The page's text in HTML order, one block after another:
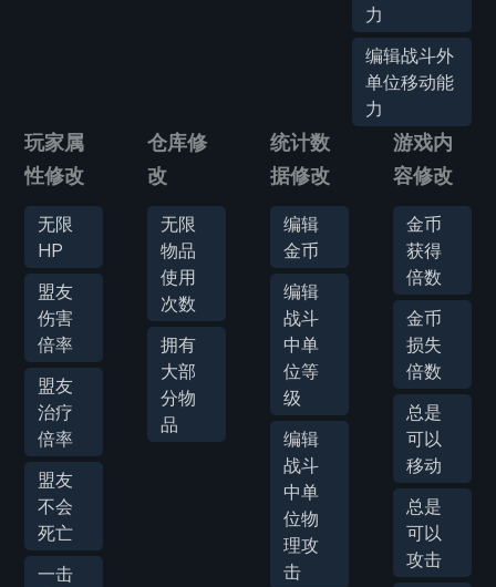
力
编辑战斗外
单位移动能
力
玩家属
性修改
无限
HP
盟友
伤害
倍率
盟友
治疗
倍率
盟友
不会
死亡
一击
仓库修
改
无限
物品
使用
次数
拥有
大部
分物
品
统计数
据修改
编辑
金币
编辑
战斗
中单
位等
级
编辑
战斗
中单
位物
理攻
击
游戏内
容修改
金币
获得
倍数
金币
损失
倍数
总是
可以
移动
总是
可以
攻击